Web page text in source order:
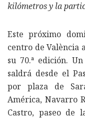
kilómetros y la
Este próximo
centro de València
su 70.ª edición.
saldrá desde el
por plaza de
América, Navarro
Castro, paseo de